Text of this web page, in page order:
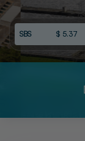
SBS $ 5.37